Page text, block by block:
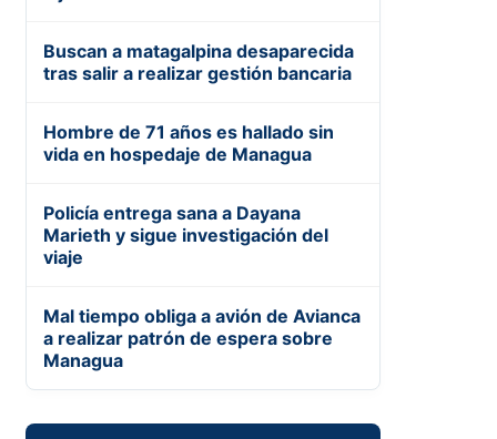
Buscan a matagalpina desaparecida
tras salir a realizar gestión bancaria
Hombre de 71 años es hallado sin
vida en hospedaje de Managua
Policía entrega sana a Dayana
Marieth y sigue investigación del
viaje
Mal tiempo obliga a avión de Avianca
a realizar patrón de espera sobre
Managua